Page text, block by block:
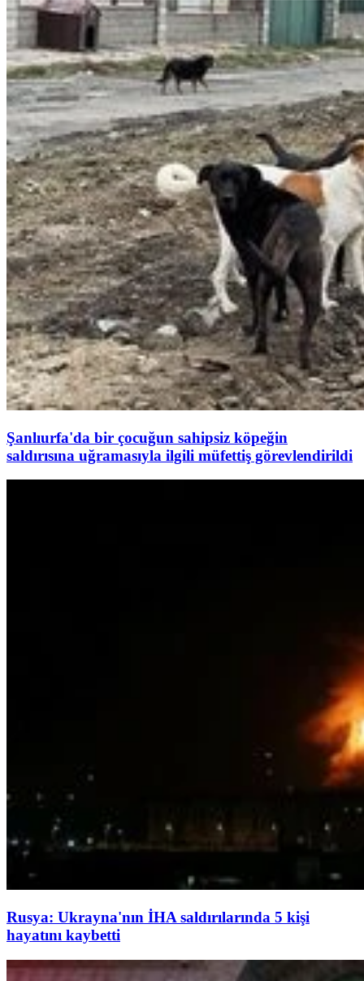
Şanlıurfa'da bir çocuğun sahipsiz köpeğin
saldırısına uğramasıyla ilgili müfettiş görevlendirildi
Rusya: Ukrayna'nın İHA saldırılarında 5 kişi
hayatını kaybetti